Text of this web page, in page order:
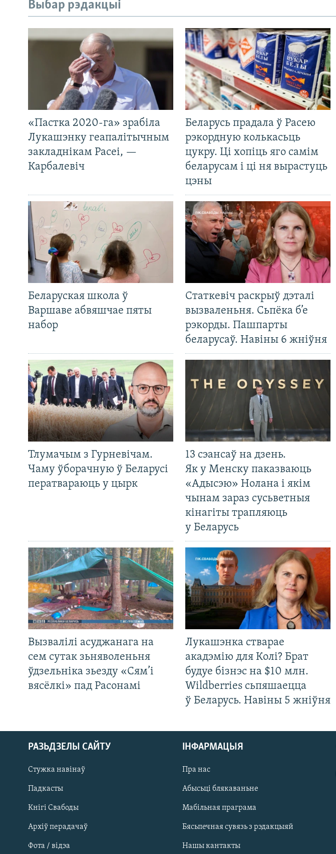
Выбар рэдакцыі
«Пастка 2020-га» зрабіла
Лукашэнку геапалітычным
закладнікам Расеі, —
Карбалевіч
Беларусь прадала ў Расею
рэкордную колькасьць
цукру. Ці хопіць яго самім
беларусам і ці ня вырастуць
цэны
Беларуская школа ў
Варшаве абвяшчае пяты
набор
Статкевіч раскрыў дэталі
вызваленьня. Сьпёка б’е
рэкорды. Пашпарты
беларусаў. Навіны 6 жніўня
Тлумачым з Гурневічам.
Чаму ўборачную ў Беларусі
ператвараюць у цырк
13 сэансаў на дзень.
Як у Менску паказваюць
«Адысэю» Нолана і якім
чынам зараз сусьветныя
кінагіты трапляюць
у Беларусь
Вызвалілі асуджанага на
сем сутак зьняволеньня
ўдзельніка зьезду «Сям’і
вясёлкі» пад Расонамі
Лукашэнка стварае
акадэмію для Колі? Брат
будуе бізнэс на $10 млн.
Wildberries сьпяшаецца
ў Беларусь. Навіны 5 жніўня
РАЗЬДЗЕЛЫ САЙТУ
Стужка навінаў
Падкасты
Кнігі Свабоды
Архіў перадачаў
Фота / відэа
ІНФАРМАЦЫЯ
Пра нас
Абысьці блякаваньне
Мабільная праграма
Бясьпечная сувязь з рэдакцыяй
Нашы кантакты